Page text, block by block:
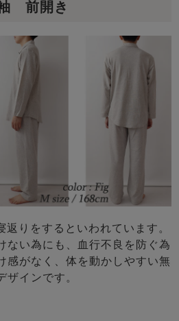
前開き
りをするといわれています。
ない為にも、血行不良を防ぐ為
感がなく、体を動かしやすい無
ザインです。